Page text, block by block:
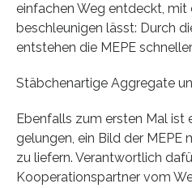
einfachen Weg entdeckt, mit
beschleunigen lässt: Durch
entstehen die MEPE
Stäbchenartige Aggregate
Ebenfalls zum ersten Mal ist
gelungen, ein Bild der MEPE
zu liefern. Verantwortlich
Kooperationspartner vom